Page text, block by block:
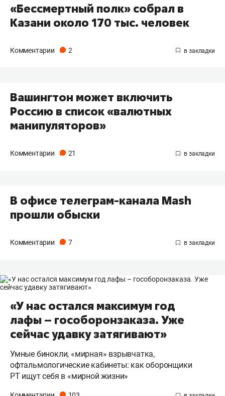
«Бессмертный полк» собрал в
Казани около 170 тыс. человек
Комментарии 2
Вашингтон может включить
Россию в список «валютных
манипуляторов»
Комментарии 21
В офисе телеграм-канала Mash
прошли обыски
Комментарии 7
«У нас остался максимум год
лафы – гособоронзаказа. Уже
сейчас удавку затягивают»
Умные бинокли, «мирная» взрывчатка,
офтальмологические кабинеты: как оборонщики
РТ ищут себя в «мирной жизни»